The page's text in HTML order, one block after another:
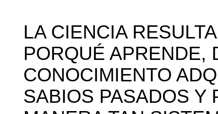
LA CIENCIA
PORQUÉ APRENDE,
CONOCIMIENTO
SABIOS PASADOS Y